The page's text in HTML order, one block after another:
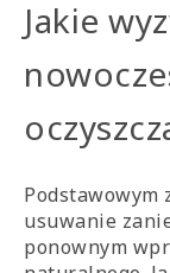
Jakie
Podstawowym
usuwanie
ponownym